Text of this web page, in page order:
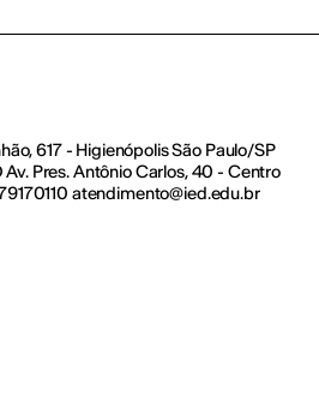
617 - Higienópolis São Paulo/SP
Pres. Antônio Carlos, 40 - Centro
atendimento@ied.edu.br